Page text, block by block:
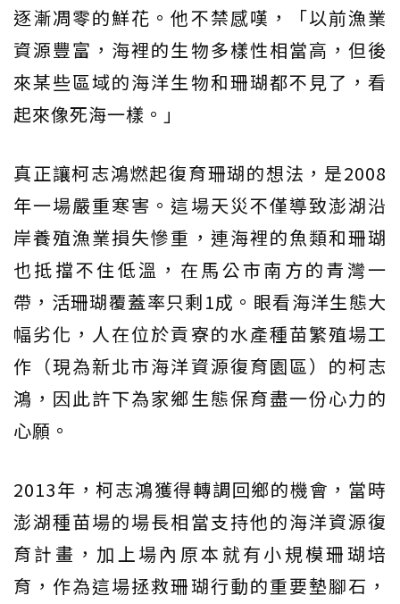
逐漸凋零的鮮花。他不禁感嘆，「以前漁業
資源豐富，海裡的生物多樣性相當高，但後
來某些區域的海洋生物和珊瑚都不見了，看
起來像死海一樣。」
真正讓柯志鴻燃起復育珊瑚的想法，是2008
年一場嚴重寒害。這場天災不僅導致澎湖沿
岸養殖漁業損失慘重，連海裡的魚類和珊瑚
也抵擋不住低溫，在馬公市南方的青灣一
帶，活珊瑚覆蓋率只剩1成。眼看海洋生態大
幅劣化，人在位於貢寮的水產種苗繁殖場工
作（現為新北市海洋資源復育園區）的柯志
鴻，因此許下為家鄉生態保育盡一份心力的
心願。
2013年，柯志鴻獲得轉調回鄉的機會，當時
澎湖種苗場的場長相當支持他的海洋資源復
育計畫，加上場內原本就有小規模珊瑚培
育，作為這場拯救珊瑚行動的重要墊腳石，